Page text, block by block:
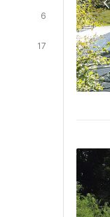
6
17